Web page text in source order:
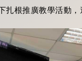
扎根推廣教學活動